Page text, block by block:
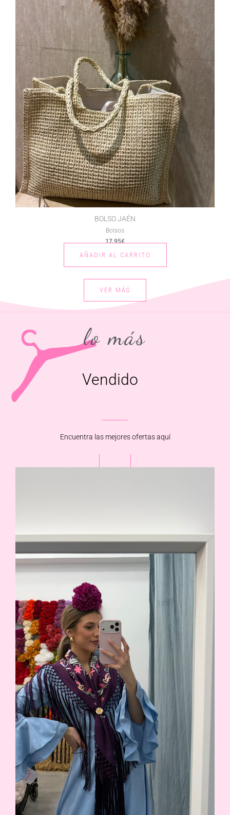
BOLSO JAÉN
Bolsos
17.95€
AÑADIR AL CARRITO
VER MÁS
lo más
Vendido
Encuentra las mejores ofertas aquí